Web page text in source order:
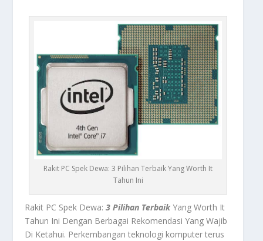
Rakit PC Spek Dewa: 3 Pilihan Terbaik Yang Worth It
Tahun Ini
Rakit PC Spek Dewa:3 Pilihan TerbaikYang Worth It
Tahun Ini Dengan Berbagai Rekomendasi Yang Wajib
Di Ketahui. Perkembangan teknologi komputer terus